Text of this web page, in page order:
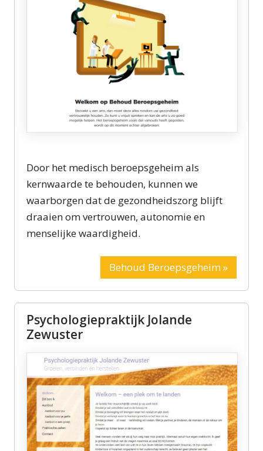
Door het medisch beroepsgeheim als
kernwaarde te behouden, kunnen we
waarborgen dat de gezondheidszorg blijft
draaien om vertrouwen, autonomie en
menselijke waardigheid.
Behoud Beroepsgeheim »
Psychologiepraktijk Jolande
Zewuster